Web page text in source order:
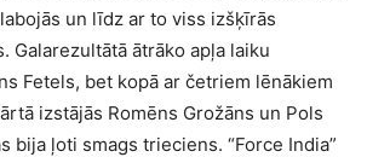
un līdz ar to viss izšķīrās
Galarezultātā ātrāko apļa laiku
Fetels, bet kopā ar četriem lēnākiem
izstājās Romēns Grožāns un Pols
bija ļoti smags trieciens. “Force India”